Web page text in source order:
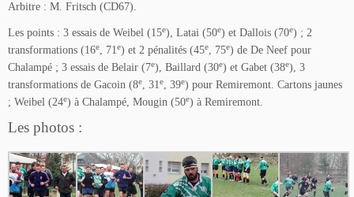
Arbitre : M. Fritsch (CD67).
Les points : 3 essais de Weibel (15e), Latai (50e) et Dallois (70e) ; 2
transformations (16e, 71e) et 2 pénalités (45e, 75e) de De Neef pour
Chalampé ; 3 essais de Belair (7e), Baillard (30e) et Gabet (38e), 3
transformations de Gacoin (8e, 31e, 39e) pour Remiremont. Cartons jaunes
; Weibel (24e) à Chalampé, Mougin (50e) à Remiremont.
Les photos :